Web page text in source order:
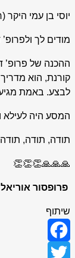
יוסי בן עמי
מודים לך
ההכנה של פרופ’
קורנת, הוא
לבצע. באמת
המסע היה לעילא
תודה, תודה, תודה
🙏🙏🙏👏👏👏
פרופסור
שיתוף
Facebook